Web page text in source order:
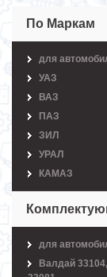
По Маркам
для
УАЗ
ВАЗ
ПАЗ
ЗИЛ
УРАЛ
КАМАЗ
для
Валдай